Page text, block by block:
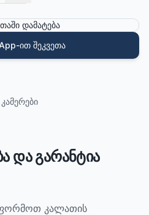
დამატება
ით შეკვეთა
და გარანტია
კალათის